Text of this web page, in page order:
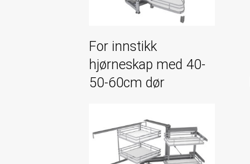
For innstikk
hjørneskap med 40-
50-60cm dør